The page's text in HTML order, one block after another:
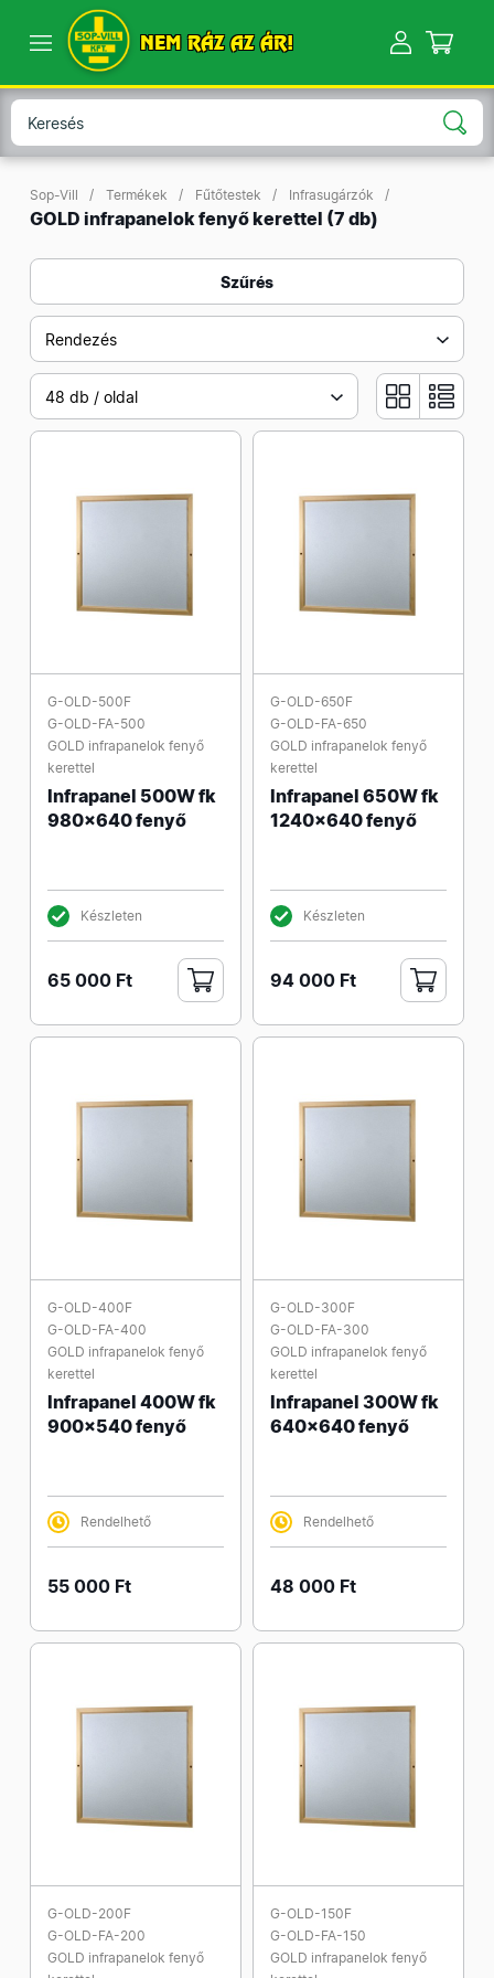
NEM RÁZ AZ ÁR!
Sop-Vill Termékek Fűtőtestek Infrasugárzók
GOLD infrapanelok fenyő kerettel (7 db)
Szűrés
Rendezés
48 db / oldal
G-OLD-500F
G-OLD-FA-500
GOLD infrapanelok fenyő
kerettel
Infrapanel 500W fk
980x640 fenyő
Készleten
65 000 Ft
G-OLD-650F
G-OLD-FA-650
GOLD infrapanelok fenyő
kerettel
Infrapanel 650W fk
1240x640 fenyő
Készleten
94 000 Ft
G-OLD-400F
G-OLD-FA-400
GOLD infrapanelok fenyő
kerettel
Infrapanel 400W fk
900x540 fenyő
Rendelhető
55 000 Ft
G-OLD-300F
G-OLD-FA-300
GOLD infrapanelok fenyő
kerettel
Infrapanel 300W fk
640x640 fenyő
Rendelhető
48 000 Ft
G-OLD-200F
G-OLD-FA-200
GOLD infrapanelok fenyő
G-OLD-150F
G-OLD-FA-150
GOLD infrapanelok fenyő